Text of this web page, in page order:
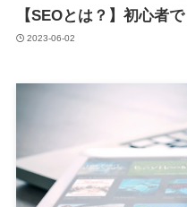
【SEOとは？】初心者
2023-06-02